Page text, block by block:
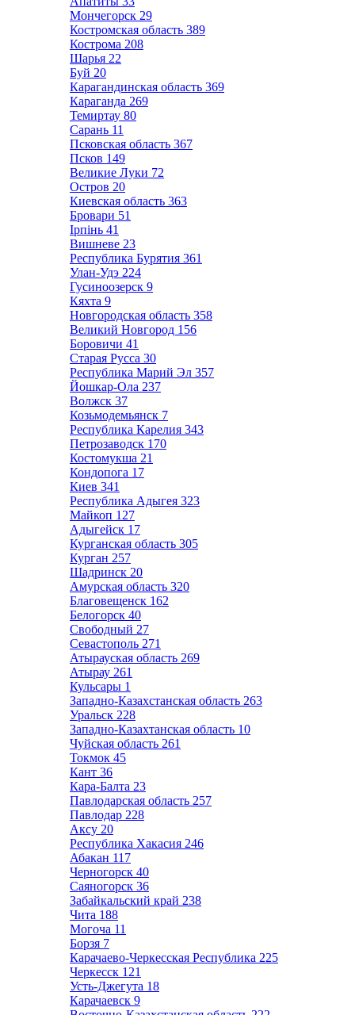
Мончегорск 29
Костромская область 389
Кострома 208
Шарья 22
Буй 20
Карагандинская область 369
Караганда 269
Темиртау 80
Сарань 11
Псковская область 367
Псков 149
Великие Луки 72
Остров 20
Киевская область 363
Бровари 51
Ірпінь 41
Вишневе 23
Республика Бурятия 361
Улан-Удэ 224
Гусиноозерск 9
Кяхта 9
Новгородская область 358
Великий Новгород 156
Боровичи 41
Старая Русса 30
Республика Марий Эл 357
Йошкар-Ола 237
Волжск 37
Козьмодемьянск 7
Республика Карелия 343
Петрозаводск 170
Костомукша 21
Кондопога 17
Киев 341
Республика Адыгея 323
Майкоп 127
Адыгейск 17
Курганская область 305
Курган 257
Шадринск 20
Амурская область 320
Благовещенск 162
Белогорск 40
Свободный 27
Севастополь 271
Атырауская область 269
Атырау 261
Кульсары 1
Западно-Казахстанская область 263
Уральск 228
Западно-Казахтанская область 10
Чуйская область 261
Токмок 45
Кант 36
Кара-Балта 23
Павлодарская область 257
Павлодар 228
Аксу 20
Республика Хакасия 246
Абакан 117
Черногорск 40
Саяногорск 36
Забайкальский край 238
Чита 188
Могоча 11
Борзя 7
Карачаево-Черкесская Республика 225
Черкесск 121
Усть-Джегута 18
Карачаевск 9